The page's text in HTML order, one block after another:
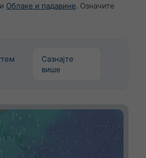
и Облаке и падавине. Означите
Сазнајте
више